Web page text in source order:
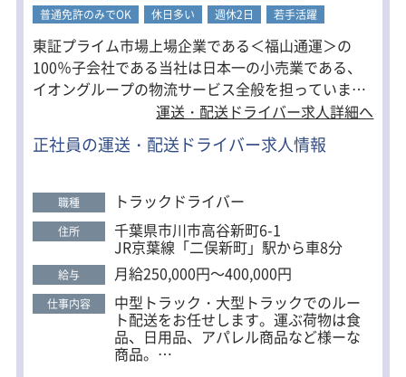
普通免許のみでOK
休日多い 週休2日 若手活躍
東証プライム市場上場企業である＜福山通運＞の
100％子会社である当社は日本一の小売業である、
イオングループの物流サービス全般を担っていま
す。大手グループの安定基盤があるからこそ、スタ
ッフの皆さんには長く健康に働きやすい環境を提供
いたします！
運送・配送ドライバー求人詳細へ
正社員の運送・配送ドライバー求人情報
職種 トラックドライバー
住所 千葉県市川市高谷新町6-1
JR京葉線「二俣新町」駅から車8分
給与 月給250,000円～400,000円
仕事内容 中型トラック・大型トラックでのルー
ト配送をお任せします。運ぶ荷物は食
品、日用品、アパレル商品など様ーな
商品。